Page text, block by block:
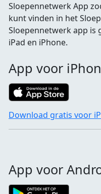
Sloepennetwerk App
kunt vinden in het
Sloepennetwerk app is
iPad en iPhone.
App voor
Download gratis voor
App voor